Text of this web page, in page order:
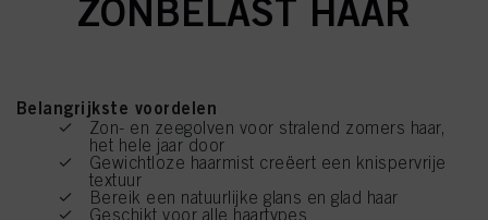
ZONBELAST HAAR
Belangrijkste voordelen
Zon- en zeegolven voor stralend zomers haar,
het hele jaar door
Gewichtloze haarmist creëert een knispervrije
textuur
Bereik een natuurlijke glans en glad haar
Geschikt voor alle haartypes